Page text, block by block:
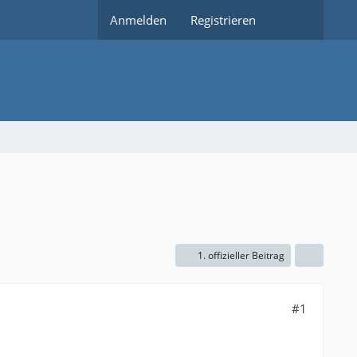
Anmelden Registrieren
1. offizieller Beitrag
#1